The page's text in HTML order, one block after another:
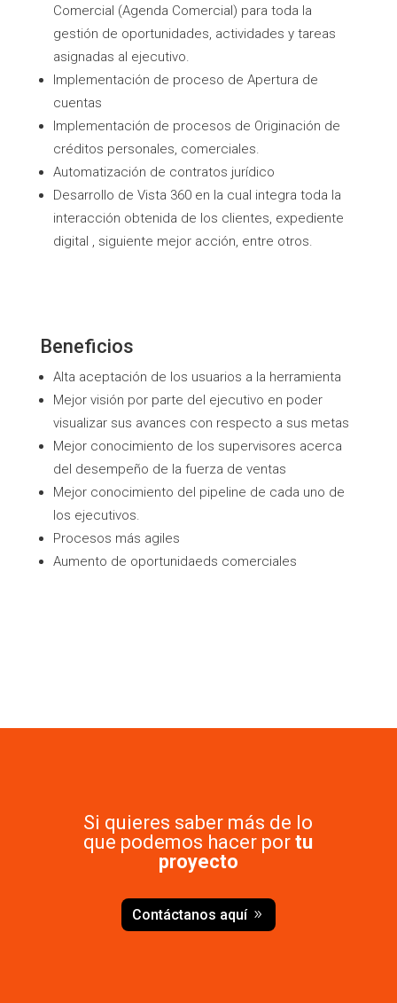
Comercial (Agenda Comercial) para toda la
gestión de oportunidades, actividades y tareas
asignadas al ejecutivo.
Implementación de proceso de Apertura de
cuentas
Implementación de procesos de Originación de
créditos personales, comerciales.
Automatización de contratos jurídico
Desarrollo de Vista 360 en la cual integra toda la
interacción obtenida de los clientes, expediente
digital , siguiente mejor acción, entre otros.
Beneficios
Alta aceptación de los usuarios a la herramienta
Mejor visión por parte del ejecutivo en poder
visualizar sus avances con respecto a sus metas
Mejor conocimiento de los supervisores acerca
del desempeño de la fuerza de ventas
Mejor conocimiento del pipeline de cada uno de
los ejecutivos.
Procesos más agiles
Aumento de oportunidaeds comerciales
Si quieres saber más de lo
que podemos hacer portu
proyecto
Contáctanos aquí